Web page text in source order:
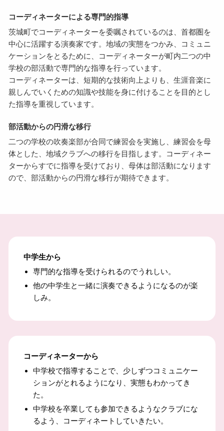
コーディネーターによる専門的指導
茨城町でコーディネーターを委嘱されているのは、首都圏を
中心に活躍する演奏家です。地域の実態をつかみ、コミュニ
ケーションをとるために、コーディネーターが町内二つの中
学校の部活動で専門的な指導を行っています。
コーディネーターは、短期的な技術向上よりも、生涯音楽に
親しんでいくための知識や技能を身に付けることを目的とし
た指導を重視しています。
部活動からの円滑な移行
二つの学校の吹奏楽部が合同で練習会を実施し、練習会を母
体とした、地域クラブへの移行を目指します。コーディネー
ターからすでに指導を受けており、母体は部活動になります
ので、部活動からの円滑な移行が期待できます。
中学生から
専門的な指導を受けられるのでうれしい。
他の中学生と一緒に演奏できるようになるのが楽
しみ。
コーディネーターから
中学校で指導することで、少しずつコミュニケー
ションがとれるようになり、実態もわかってき
た。
中学校を卒業しても参加できるようなクラブにな
るよう、コーディネートしていきたい。